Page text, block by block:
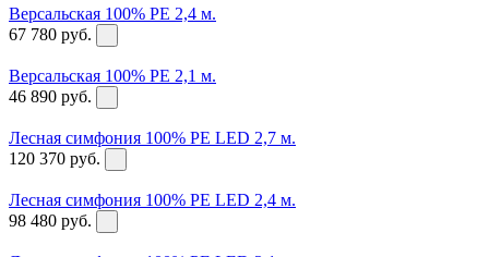
Версальская 100% PE 2,4 м.
67 780 руб.
Версальская 100% PE 2,1 м.
46 890 руб.
Лесная симфония 100% PE LED 2,7 м.
120 370 руб.
Лесная симфония 100% PE LED 2,4 м.
98 480 руб.